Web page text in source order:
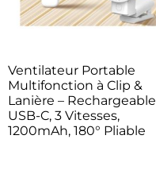
Ventilateur Portable
Multifonction à Clip &
Lanière – Rechargeable
USB-C, 3 Vitesses,
1200mAh, 180° Pliable